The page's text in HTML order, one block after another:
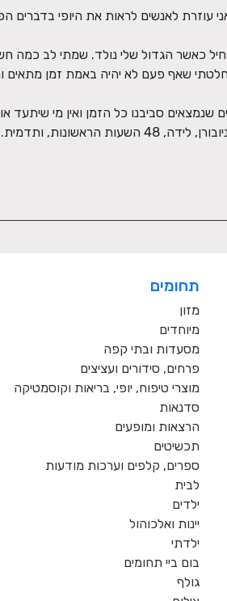
ותדמית.
תחומים
מזון
מיוחדים
מסעדות ובתי קפה
פרחים, סידורים ועציצים
מוצרי טיפוח, יופי, בריאות וקוסמטיקה
סדנאות
הרצאות ומופעים
תכשיטים
ספרים, קלפים וערכות מודעות
לבית
ילדים
יינות ואלכוהול
ילדתי
בום ביי תחומים
גולף